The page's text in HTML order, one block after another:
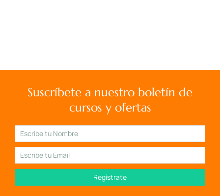
Suscríbete a nuestro boletín de
cursos y ofertas
Regístrate